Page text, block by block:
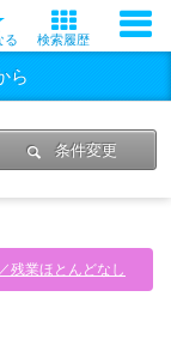
る 検索履歴
ら
条件変更
残業ほとんどなし